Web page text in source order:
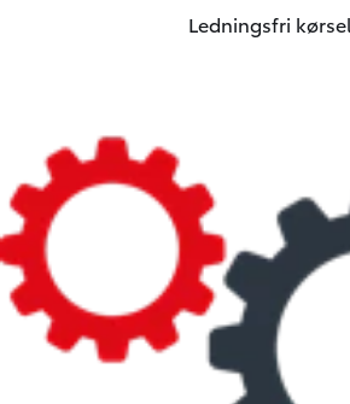
Ledningsfri kørsel